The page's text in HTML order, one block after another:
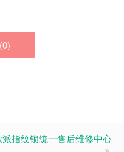
0)
派指纹锁统一售后维修中心